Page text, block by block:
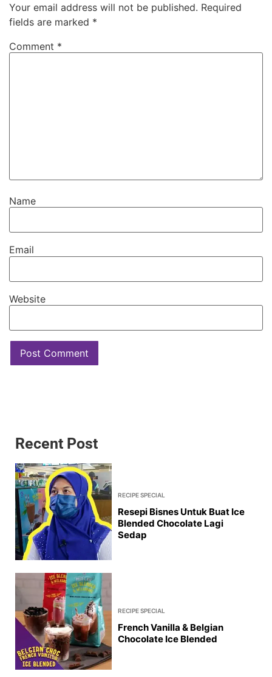
Your email address will not be published. Required
fields are marked *
Comment *
Name
Email
Website
Recent Post
RECIPE SPECIAL
Resepi Bisnes Untuk Buat Ice
Blended Chocolate Lagi
Sedap
RECIPE SPECIAL
French Vanilla & Belgian
Chocolate Ice Blended